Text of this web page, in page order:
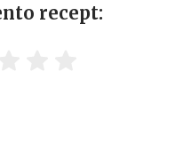
recept: